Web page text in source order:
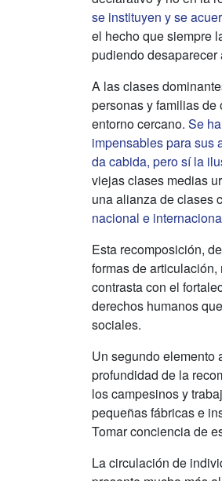
se instituyen y se
el hecho que siempre
pudiendo desaparecer
A las clases
personas y familias de
entorno cercano. Se
impensables para sus
da cabida, pero sí la
viejas clases medias
una alianza de clases
nacional e
Esta recomposición,
formas de
contrasta con el
derechos humanos
sociales.
Un segundo elemento
profundidad de la
los campesinos y
pequeñas fábricas e
Tomar conciencia de
La circulación de